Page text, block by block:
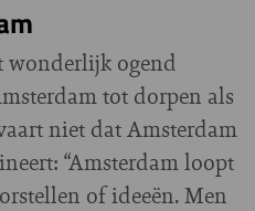
wonderlijk ogend
tot dorpen als
niet dat Amsterdam
“Amsterdam loopt
of ideeën. Men